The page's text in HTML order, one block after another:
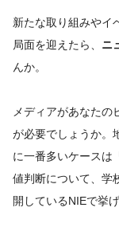
新たな取り組みやイ
局面を迎えたら、 ニ
んか。
メディアがあなたの
が必要でしょうか。
に一番多いケースは
値判断について、学
開しているNIEで挙